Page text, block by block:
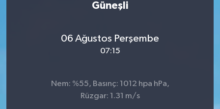
Güneşli
06 Ağustos Perşembe
07:15
Nem: %55, Basınç: 1012 hpa hPa,
Rüzgar: 1.31 m/s